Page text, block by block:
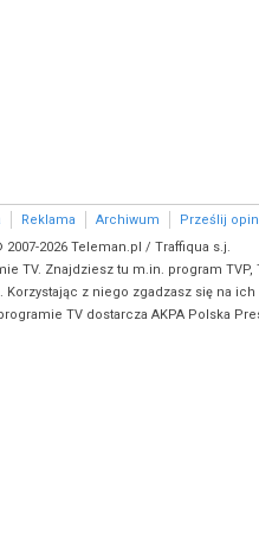
Reklama Archiwum
Prześlij
2007-2026 Teleman.pl / Traffiqua s.j.
TV. Znajdziesz tu m.in. program TVP,
z niego zgadzasz się na ich
TV dostarcza AKPA Polska